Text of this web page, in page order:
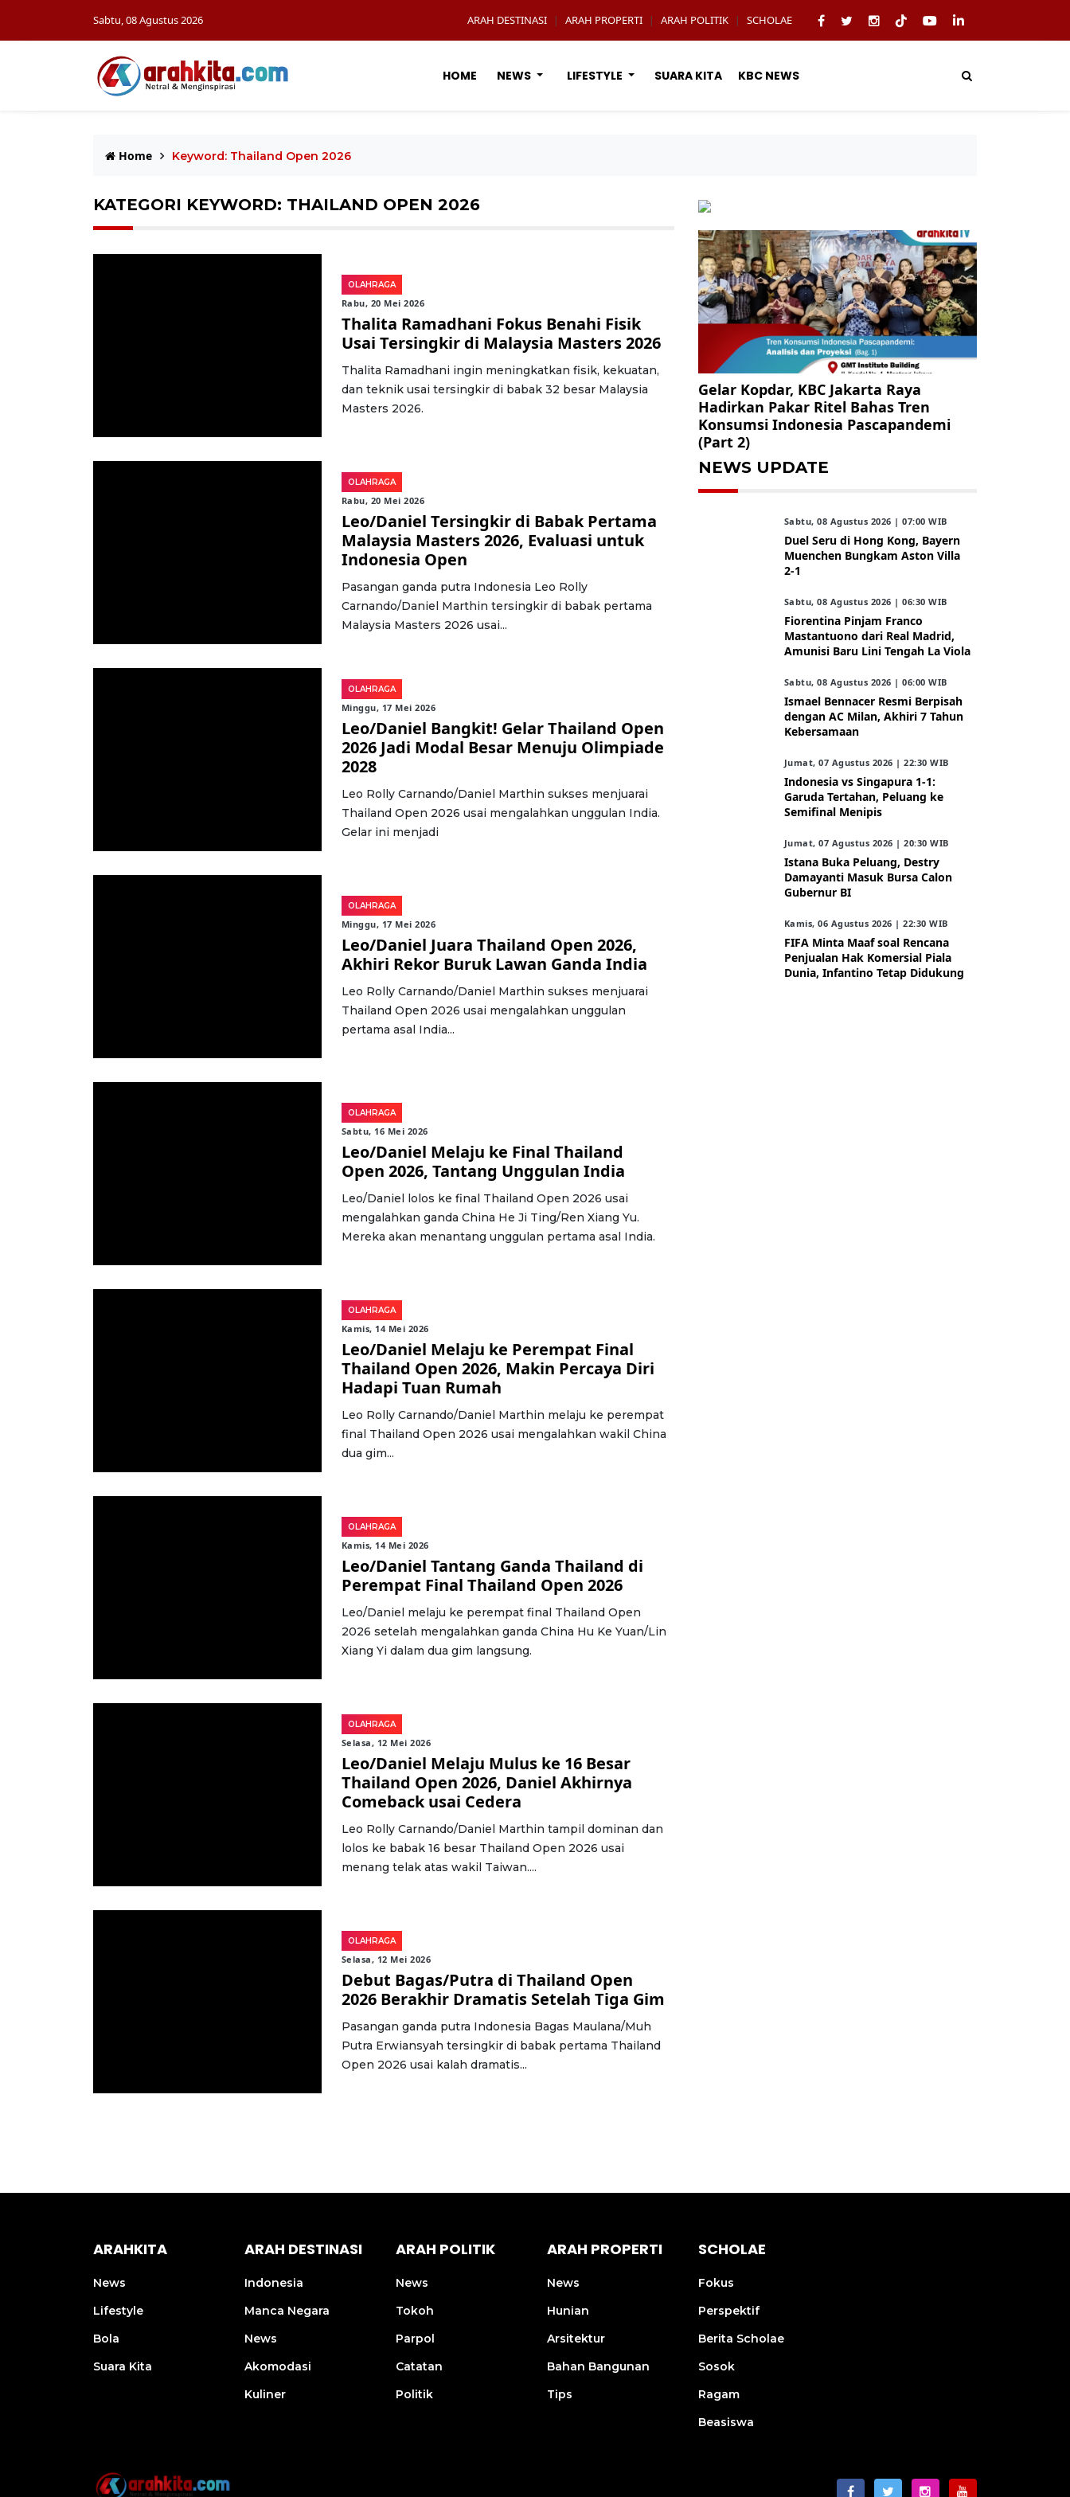
Sabtu, 08 Agustus 2026 ARAH DESTINASI | ARAH PROPERTI | ARAH POLITIK | SCHOLAE
HOME NEWS LIFESTYLE SUARA KITA KBC NEWS
Home Keyword: Thailand Open 2026
KATEGORI KEYWORD: THAILAND OPEN 2026
OLAHRAGA
Rabu, 20 Mei 2026
Thalita Ramadhani Fokus Benahi Fisik
Usai Tersingkir di Malaysia Masters 2026
Thalita Ramadhani ingin meningkatkan fisik, kekuatan,
dan teknik usai tersingkir di babak 32 besar Malaysia
Masters 2026.
OLAHRAGA
Rabu, 20 Mei 2026
Leo/Daniel Tersingkir di Babak Pertama
Malaysia Masters 2026, Evaluasi untuk
Indonesia Open
Pasangan ganda putra Indonesia Leo Rolly
Carnando/Daniel Marthin tersingkir di babak pertama
Malaysia Masters 2026 usai...
OLAHRAGA
Minggu, 17 Mei 2026
Leo/Daniel Bangkit! Gelar Thailand Open
2026 Jadi Modal Besar Menuju Olimpiade
2028
Leo Rolly Carnando/Daniel Marthin sukses menjuarai
Thailand Open 2026 usai mengalahkan unggulan India.
Gelar ini menjadi
OLAHRAGA
Minggu, 17 Mei 2026
Leo/Daniel Juara Thailand Open 2026,
Akhiri Rekor Buruk Lawan Ganda India
Leo Rolly Carnando/Daniel Marthin sukses menjuarai
Thailand Open 2026 usai mengalahkan unggulan
pertama asal India...
OLAHRAGA
Sabtu, 16 Mei 2026
Leo/Daniel Melaju ke Final Thailand
Open 2026, Tantang Unggulan India
Leo/Daniel lolos ke final Thailand Open 2026 usai
mengalahkan ganda China He Ji Ting/Ren Xiang Yu.
Mereka akan menantang unggulan pertama asal India.
OLAHRAGA
Kamis, 14 Mei 2026
Leo/Daniel Melaju ke Perempat Final
Thailand Open 2026, Makin Percaya Diri
Hadapi Tuan Rumah
Leo Rolly Carnando/Daniel Marthin melaju ke perempat
final Thailand Open 2026 usai mengalahkan wakil China
dua gim...
OLAHRAGA
Kamis, 14 Mei 2026
Leo/Daniel Tantang Ganda Thailand di
Perempat Final Thailand Open 2026
Leo/Daniel melaju ke perempat final Thailand Open
2026 setelah mengalahkan ganda China Hu Ke Yuan/Lin
Xiang Yi dalam dua gim langsung.
OLAHRAGA
Selasa, 12 Mei 2026
Leo/Daniel Melaju Mulus ke 16 Besar
Thailand Open 2026, Daniel Akhirnya
Comeback usai Cedera
Leo Rolly Carnando/Daniel Marthin tampil dominan dan
lolos ke babak 16 besar Thailand Open 2026 usai
menang telak atas wakil Taiwan....
OLAHRAGA
Selasa, 12 Mei 2026
Debut Bagas/Putra di Thailand Open
2026 Berakhir Dramatis Setelah Tiga Gim
Pasangan ganda putra Indonesia Bagas Maulana/Muh
Putra Erwiansyah tersingkir di babak pertama Thailand
Open 2026 usai kalah dramatis...
Gelar Kopdar, KBC Jakarta Raya
Hadirkan Pakar Ritel Bahas Tren
Konsumsi Indonesia Pascapandemi
(Part 2)
NEWS UPDATE
Sabtu, 08 Agustus 2026 | 07:00 WIB
Duel Seru di Hong Kong, Bayern
Muenchen Bungkam Aston Villa
2-1
Sabtu, 08 Agustus 2026 | 06:30 WIB
Fiorentina Pinjam Franco
Mastantuono dari Real Madrid,
Amunisi Baru Lini Tengah La Viola
Sabtu, 08 Agustus 2026 | 06:00 WIB
Ismael Bennacer Resmi Berpisah
dengan AC Milan, Akhiri 7 Tahun
Kebersamaan
Jumat, 07 Agustus 2026 | 22:30 WIB
Indonesia vs Singapura 1-1:
Garuda Tertahan, Peluang ke
Semifinal Menipis
Jumat, 07 Agustus 2026 | 20:30 WIB
Istana Buka Peluang, Destry
Damayanti Masuk Bursa Calon
Gubernur BI
Kamis, 06 Agustus 2026 | 22:30 WIB
FIFA Minta Maaf soal Rencana
Penjualan Hak Komersial Piala
Dunia, Infantino Tetap Didukung
ARAHKITA
News
Lifestyle
Bola
Suara Kita
ARAH DESTINASI
Indonesia
Manca Negara
News
Akomodasi
Kuliner
ARAH POLITIK
News
Tokoh
Parpol
Catatan
Politik
ARAH PROPERTI
News
Hunian
Arsitektur
Bahan Bangunan
Tips
SCHOLAE
Fokus
Perspektif
Berita Scholae
Sosok
Ragam
Beasiswa